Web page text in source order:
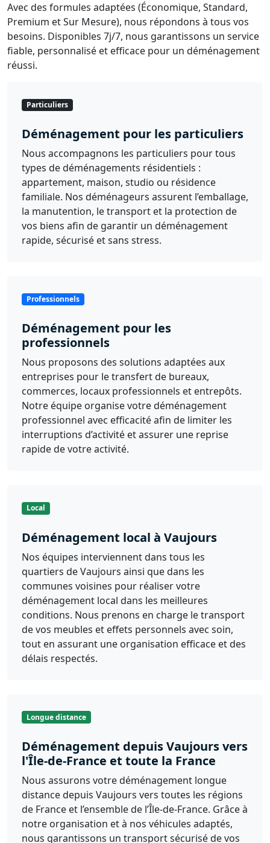
Avec des formules adaptées (Économique, Standard,
Premium et Sur Mesure), nous répondons à tous vos
besoins. Disponibles 7j/7, nous garantissons un service
fiable, personnalisé et efficace pour un déménagement
réussi.
Particuliers
Déménagement pour les particuliers
Nous accompagnons les particuliers pour tous
types de déménagements résidentiels :
appartement, maison, studio ou résidence
familiale. Nos déménageurs assurent l’emballage,
la manutention, le transport et la protection de
vos biens afin de garantir un déménagement
rapide, sécurisé et sans stress.
Professionnels
Déménagement pour les
professionnels
Nous proposons des solutions adaptées aux
entreprises pour le transfert de bureaux,
commerces, locaux professionnels et entrepôts.
Notre équipe organise votre déménagement
professionnel avec efficacité afin de limiter les
interruptions d’activité et assurer une reprise
rapide de votre activité.
Local
Déménagement local à Vaujours
Nos équipes interviennent dans tous les
quartiers de Vaujours ainsi que dans les
communes voisines pour réaliser votre
déménagement local dans les meilleures
conditions. Nous prenons en charge le transport
de vos meubles et effets personnels avec soin,
tout en assurant une organisation efficace et des
délais respectés.
Longue distance
Déménagement depuis Vaujours vers
l'Île-de-France et toute la France
Nous assurons votre déménagement longue
distance depuis Vaujours vers toutes les régions
de France et l’ensemble de l’Île-de-France. Grâce à
notre organisation et à nos véhicules adaptés,
nous garantissons un transport sécurisé de vos